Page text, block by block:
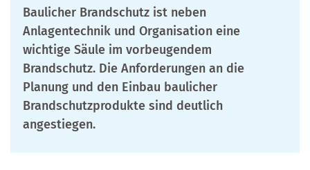
Baulicher Brandschutz ist neben
Anlagentechnik und Organisation eine
wichtige Säule im vorbeugendem
Brandschutz. Die Anforderungen an die
Planung und den Einbau baulicher
Brandschutzprodukte sind deutlich
angestiegen.